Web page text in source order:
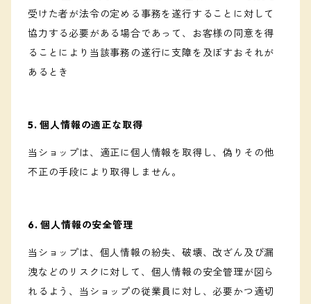
受けた者が法令の定める事務を遂行することに対して
協力する必要がある場合であって、お客様の同意を得
ることにより当該事務の遂行に支障を及ぼすおそれが
あるとき
5. 個人情報の適正な取得
当ショップは、適正に個人情報を取得し、偽りその他
不正の手段により取得しません。
6. 個人情報の安全管理
当ショップは、個人情報の紛失、破壊、改ざん及び漏
洩などのリスクに対して、個人情報の安全管理が図ら
れるよう、当ショップの従業員に対し、必要かつ適切